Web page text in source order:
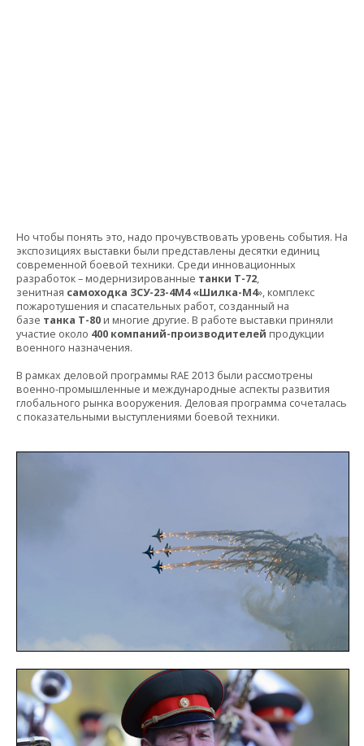
Но чтобы понять это, надо прочувствовать уровень события. На
экспозициях выставки были представлены десятки единиц
современной боевой техники. Среди инновационных
разработок – модернизированные танки Т-72,
зенитная самоходка ЗСУ-23-4М4 «Шилка-М4», комплекс
пожаротушения и спасательных работ, созданный на
базе танка Т-80 и многие другие. В работе выставки приняли
участие около 400 компаний-производителей продукции
военного назначения.
В рамках деловой программы RAE 2013 были рассмотрены
военно-промышленные и международные аспекты развития
глобального рынка вооружения. Деловая программа сочеталась
с показательными выступлениями боевой техники.